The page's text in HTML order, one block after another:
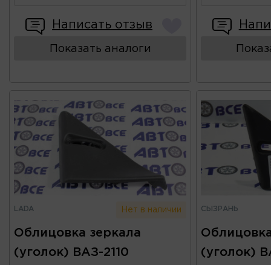
Написать отзыв
Показать аналоги
LADA Нет в наличии
Облицовка зеркала
(уголок) ВАЗ-2110
СЫЗРАНЬ
(уголок)